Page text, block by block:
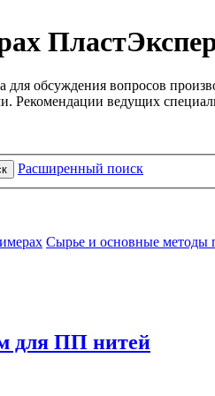
обсуждения вопросов
Рекомендации ведущих
Расширенный поиск
Сырье и основные методы
для ПП нитей